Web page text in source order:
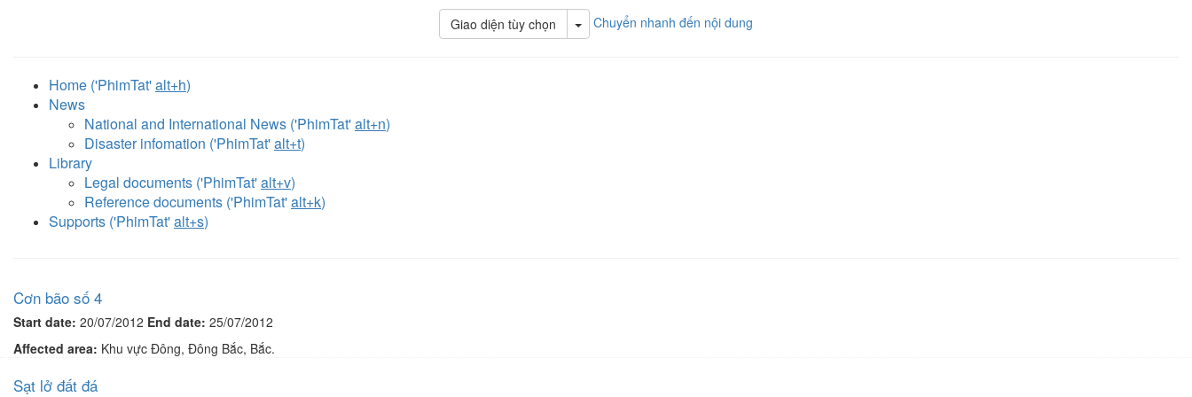
Giao diện tùy chọn Toggle Dropdown
Chuyển nhanh đến nội dung
Home ('PhimTat'alt+h)
News
National and International News ('PhimTat'alt+n)
Disaster infomation ('PhimTat'alt+t)
Library
Legal documents ('PhimTat'alt+v)
Reference documents ('PhimTat'alt+k)
Supports ('PhimTat'alt+s)
Cơn bão số 4
Start date: 20/07/2012 End date: 25/07/2012
Affected area: Khu vực Đông, Đông Bắc, Bắc.
Sạt lở đất đá